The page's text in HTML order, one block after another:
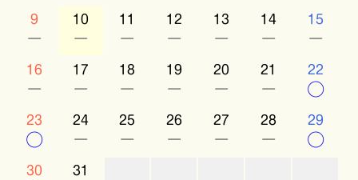
9
－
10
－
11
－
12
－
13
－
14
－
15
－
16
－
17
－
18
－
19
－
20
－
21
－
22
○
23
○
24
－
25
－
26
－
27
－
28
－
29
○
30 31